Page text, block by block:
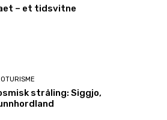
– et tidsvitne
stråling: Siggjo,